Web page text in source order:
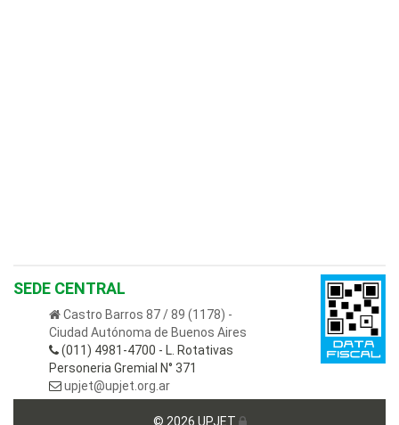
SEDE CENTRAL
Castro Barros 87 / 89 (1178) -
Ciudad Autónoma de Buenos Aires
(011) 4981-4700 - L. Rotativas
Personeria Gremial N° 371
upjet@upjet.org.ar
© 2026 UPJET